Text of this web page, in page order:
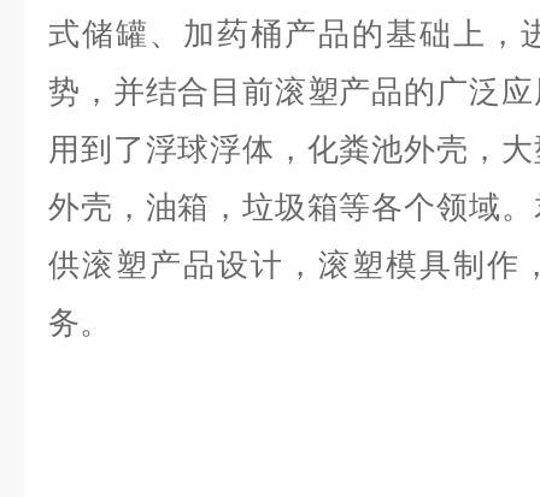
式储罐、加药桶产品的基础上，
势，并结合目前滚塑产品的广泛
用到了浮球浮体，化粪池外壳，
外壳，油箱，垃圾箱等各个领域
供滚塑产品设计，滚塑模具制作
务。